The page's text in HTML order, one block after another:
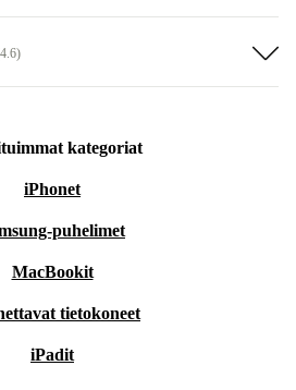
kategoriat
iPhonet
puhelimet
MacBookit
tietokoneet
iPadit